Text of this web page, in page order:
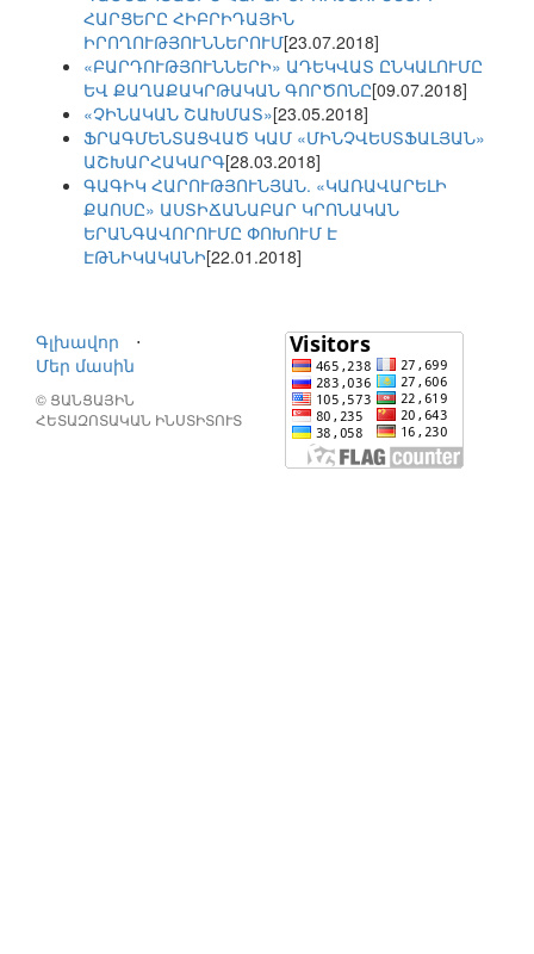
ՀԱՐՑԵՐԸ ՀԻԲՐԻԴԱՅԻՆ
ԻՐՈՂՈՒԹՅՈՒՆՆԵՐՈՒՄ[23.07.2018]
«ԲԱՐԴՈՒԹՅՈՒՆՆԵՐԻ» ԱԴԵԿՎԱՏ ԸՆԿԱԼՈՒՄԸ
ԵՎ ՔԱՂԱՔԱԿՐԹԱԿԱՆ ԳՈՐԾՈՆԸ[09.07.2018]
«ՉԻՆԱԿԱՆ ՇԱԽՄԱՏ»[23.05.2018]
ՖՐԱԳՄԵՆՏԱՑՎԱԾ ԿԱՄ «ՄԻՆՉՎԵՍՏՖԱԼՅԱՆ»
ԱՇԽԱՐՀԱԿԱՐԳ[28.03.2018]
ԳԱԳԻԿ ՀԱՐՈՒԹՅՈՒՆՅԱՆ. «ԿԱՌԱՎԱՐԵԼԻ
ՔԱՈՍԸ» ԱՍՏԻՃԱՆԱԲԱՐ ԿՐՈՆԱԿԱՆ
ԵՐԱՆԳԱՎՈՐՈՒՄԸ ՓՈԽՈՒՄ Է
ԷԹՆԻԿԱԿԱՆԻ[22.01.2018]
Գլխավոր
⋅
Մեր մասին
© ՑԱՆՑԱՅԻՆ
ՀԵՏԱԶՈՏԱԿԱՆ ԻՆՍՏԻՏՈՒՏ